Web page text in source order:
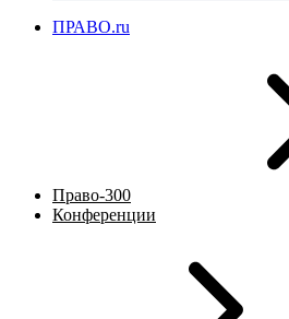
ПРАВО.ru
Право-300
Конференции